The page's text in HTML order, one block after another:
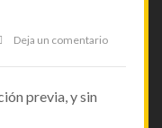
Deja un comentarioEl
previa, y sin